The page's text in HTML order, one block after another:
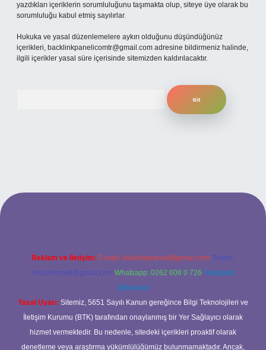
yazdıkları içeriklerin sorumluluğunu taşımakta olup, siteye üye olarak bu
sorumluluğu kabul etmiş sayılırlar.
Hukuka ve yasal düzenlemelere aykırı olduğunu düşündüğünüz
içerikleri, backlinkpanelicomtr@gmail.com adresine bildirmeniz halinde,
ilgili içerikler yasal süre içerisinde sitemizden kaldırılacaktır.
bahis
Reklam ve İletişim: E-mail: backlinkpaneli@gmail.com Teams:
forumhizmeti@gmail.com Whatsapp: 0262 606 0 726 Telegram:
@karabul
Yasal Uyarı: Sitemiz, 5651 Sayılı Kanun gereğince Bilgi Teknolojileri ve
İletişim Kurumu (BTK) tarafından onaylanmış bir Yer Sağlayıcı olarak
hizmet vermektedir. Bu nedenle, sitedeki içerikleri proaktif olarak
denetleme veya araştırma yükümlülüğümüz bulunmamaktadır. Ancak,